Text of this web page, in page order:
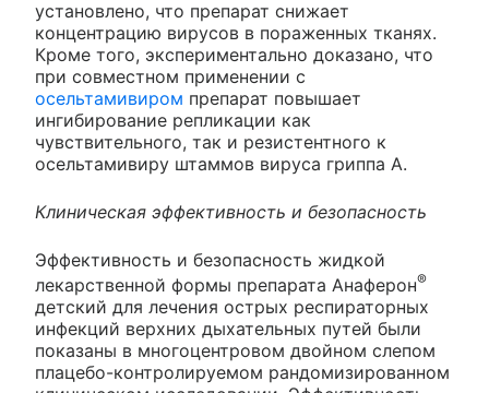
установлено, что препарат снижает
концентрацию вирусов в пораженных тканях.
Кроме того, экспериментально доказано, что
при совместном применении с
осельтамивиром препарат повышает
ингибирование репликации как
чувствительного, так и резистентного к
осельтамивиру штаммов вируса гриппа А.
Клиническая эффективность и безопасность
Эффективность и безопасность жидкой
лекарственной формы препарата Анаферон®
детский для лечения острых респираторных
инфекций верхних дыхательных путей были
показаны в многоцентровом двойном слепом
плацебо-контролируемом рандомизированном